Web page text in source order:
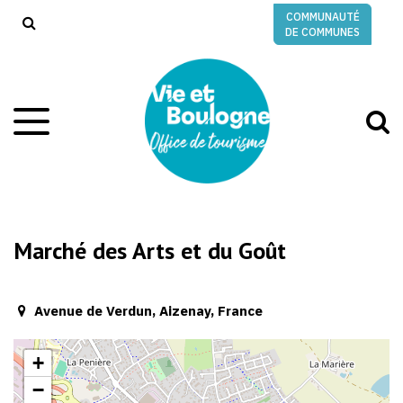
COMMUNAUTÉ
DE COMMUNES
Aller
à
Marché des Arts et du Goût
Avenue de Verdun, Aizenay, France
+
−